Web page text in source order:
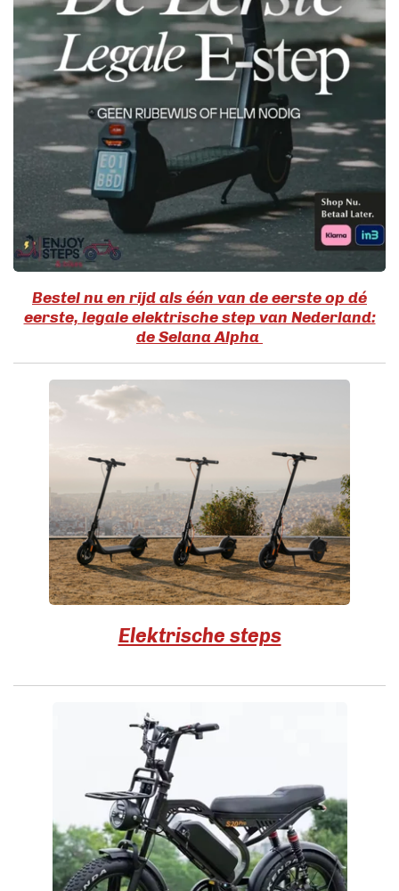
Bestel nu en rijd als één van de eerste op dé
eerste, legale elektrische step van Nederland:
de Selana Alpha
Elektrische steps